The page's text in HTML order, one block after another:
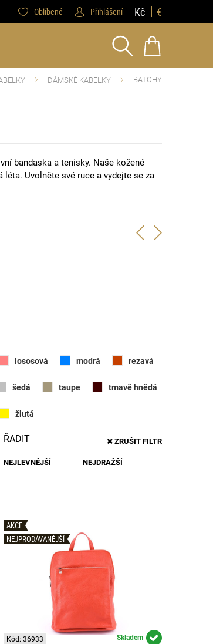
Oblíbené Přihlášení Kč €
DÁMSKÉ KABELKY BATOHY
bandaska a tenisky. Naše kožené
Uvolněte své ruce a vydejte se za
lososová modrá rezavá
šedá taupe tmavě hnědá
žlutá
ŘADIT
NEJLEVNĚJŠÍ NEJDRAŽŠÍ
ZRUŠIT FILTR
AKCE
NEJPRODÁVANĚJŠÍ
Kód: 36933 Skladem